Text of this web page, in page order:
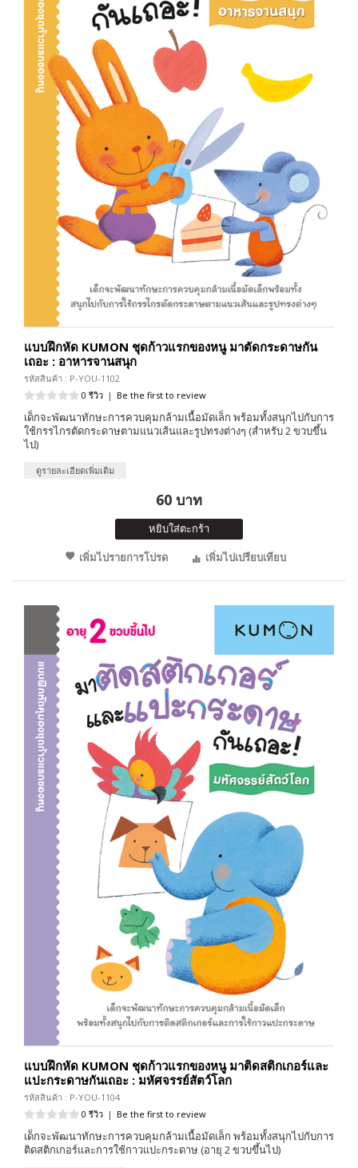
แบบฝึกหัด KUMON ชุดก้าวแรกของหนู มาตัดกระดาษกัน
เถอะ : อาหารจานสนุก
รหัสสินค้า : P-YOU-1102
0 รีวิว | Be the first to review
เด็กจะพัฒนาทักษะการควบคุมกล้ามเนื้อมัดเล็ก พร้อมทั้งสนุกไปกับการ
ใช้กรรไกรตัดกระดาษตามแนวเส้นและรูปทรงต่างๆ (สำหรับ 2 ขวบขึ้น
ไป)
ดูรายละเอียดเพิ่มเติม
60 บาท
หยิบใส่ตะกร้า
เพิ่มไปรายการโปรด
เพิ่มไปเปรียบเทียบ
แบบฝึกหัด KUMON ชุดก้าวแรกของหนู มาติดสติกเกอร์และ
แปะกระดาษกันเถอะ : มหัศจรรย์สัตว์โลก
รหัสสินค้า : P-YOU-1104
0 รีวิว | Be the first to review
เด็กจะพัฒนาทักษะการควบคุมกล้ามเนื้อมัดเล็ก พร้อมทั้งสนุกไปกับการ
ติดสติกเกอร์และการใช้กาวแปะกระดาษ (อายุ 2 ขวบขึ้นไป)